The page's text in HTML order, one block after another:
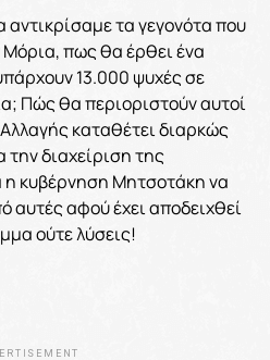
τα γεγονότα που
πως θα έρθει ένα
13.000 ψυχές σε
Πώς θα περιοριστούν αυτοί
καταθέτει διαρκώς
την διαχείριση της
κυβέρνηση Μητσοτάκη να
αυτές αφού έχει αποδειχθεί
ούτε λύσεις!